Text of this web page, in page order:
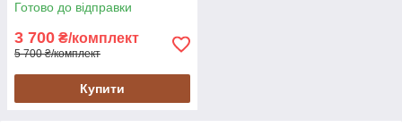
Готово до відправки
3 700 ₴/комплект
5 700 ₴/комплект
Купити